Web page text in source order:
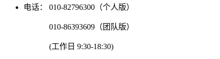
电话：
010-82796300（个人版）
010-86393609（团队版）
(工作日 9:30-18:30)